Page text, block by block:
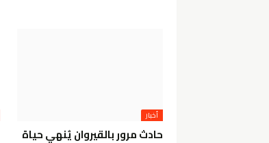
أخبار
حادث مرور بالقيروان يُنهي حياة